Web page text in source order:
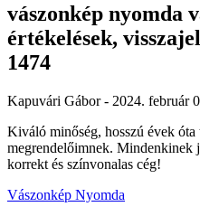
vászonkép nyomda
értékelések,
1474
Kapuvári Gábor - 2024. február
Kiváló minőség, hosszú évek
megrendelőimnek. Mindenkinek
korrekt és színvonalas cég!
Vászonkép Nyomda